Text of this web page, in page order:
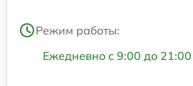
Режим работы:
Ежедневно с 9:00 до 21:00